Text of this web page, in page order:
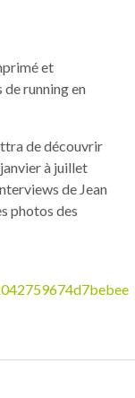
et
running en
de découvrir
à juillet
de Jean
photos des